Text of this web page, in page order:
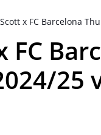
x FC Barcelona
FC
25